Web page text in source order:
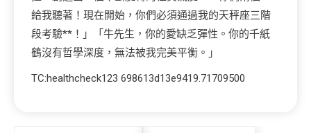
給我聽著！現在開始，你們必須通過我的天秤座三階
段考驗**！」「牛先生，你的愛缺乏彈性。你的千紙
鶴沒有哲學深度，無法被我完美平衡。」
TC:healthcheck123 698613d13e9419.71709500